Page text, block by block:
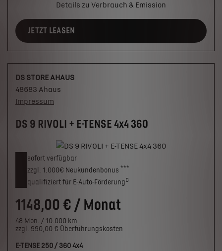
Details zu Verbrauch & Emission
JETZT LEASEN
DS 9 RIVOLI + E-TENSE 4x4 360
sofort verfügbar
zzgl. 1.000€ Neukunden­bonus ***
qualifiziert für E-Auto-Förderungc
1148,00 € / Monat
48 Mon. / 10.000 km
zzgl. 990,00 € Überführungskosten
DS STORE AHAUS
48683 Ahaus
Impressum
E-TENSE 250 / 360 4x4